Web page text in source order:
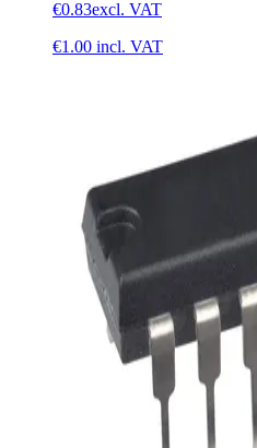
€0.83excl. VAT
€1.00 incl. VAT